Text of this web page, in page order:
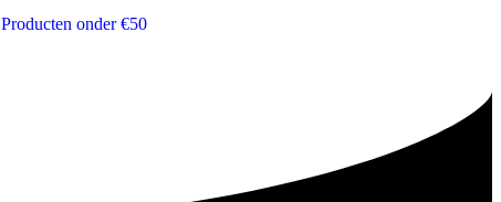
Producten onder €50